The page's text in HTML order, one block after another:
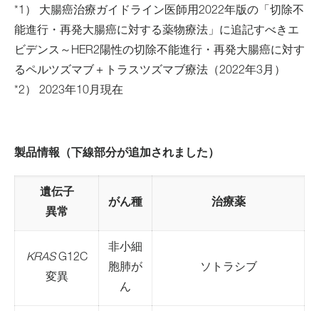
*1） 大腸癌治療ガイドライン医師用2022年版の「切除不
能進行・再発大腸癌に対する薬物療法」に追記すべきエ
ビデンス～HER2陽性の切除不能進行・再発大腸癌に対す
るペルツズマブ＋トラスツズマブ療法（2022年3月）
*2） 2023年10月現在
製品情報（下線部分が追加されました）
遺伝子
異常
がん種 治療薬
KRASG12C
変異
非小細
胞肺が
ん
ソトラシブ